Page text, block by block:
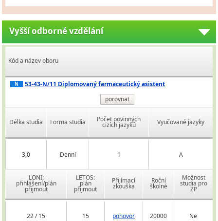
Vyšší odborné vzdělání
Kód a název oboru
N
53-43-N/11 Diplomovaný farmaceutický asistent
porovnat
Délka studia Forma studia Počet povinných
cizích jazyků Vyučované jazyky
3,0 Denní 1 A
LONI:
přihlášení/plán
přijmout
LETOS:
plán
přijmout
Přijímací
zkouška
Roční
školné
Možnost
studia pro
ZP
22 / 15 15 pohovor 20000 Ne